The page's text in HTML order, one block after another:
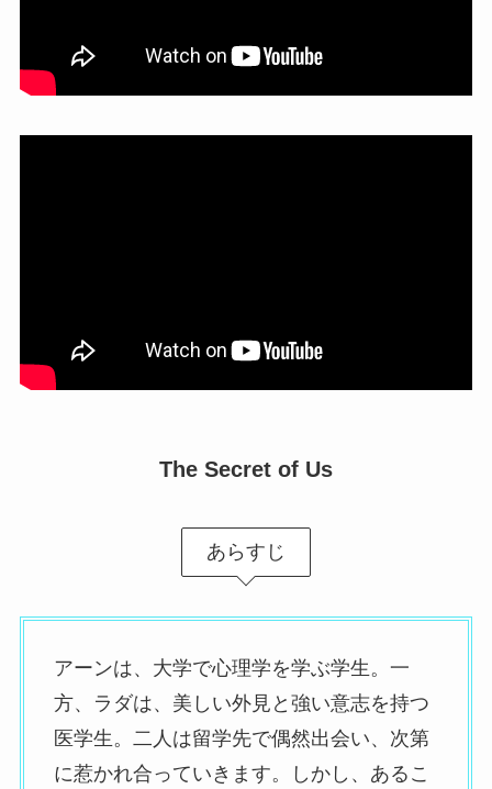
The Secret of Us
あらすじ
アーンは、大学で心理学を学ぶ学生。一
方、ラダは、美しい外見と強い意志を持つ
医学生。二人は留学先で偶然出会い、次第
に惹かれ合っていきます。しかし、あるこ